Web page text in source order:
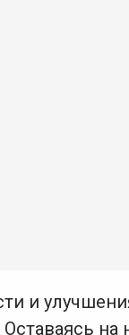
и
на